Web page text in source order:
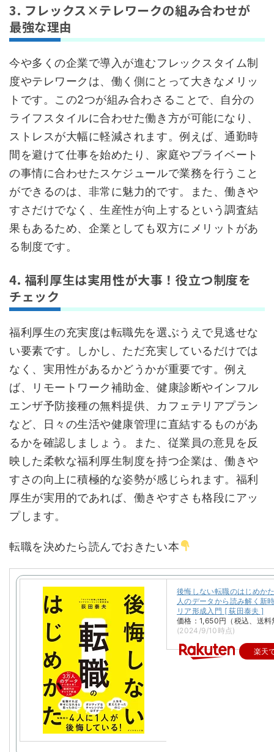
3. フレックス×テレワークの組み合わせが
最強な理由
今や多くの企業で導入が進むフレックスタイム制
度やテレワークは、働く側にとって大きなメリッ
トです。この2つが組み合わさることで、自分の
ライフスタイルに合わせた働き方が可能になり、
ストレスが大幅に軽減されます。例えば、通勤時
間を避けて仕事を始めたり、家庭やプライベート
の事情に合わせたスケジュールで業務を行うこと
ができるのは、非常に魅力的です。また、働きや
すさだけでなく、生産性が向上するという調査結
果もあるため、企業としても双方にメリットがあ
る制度です。
4. 福利厚生は実用性が大事！役立つ制度を
チェック
福利厚生の充実度は転職先を選ぶうえで見逃せな
い要素です。しかし、ただ充実しているだけでは
なく、実用性があるかどうかが重要です。例え
ば、リモートワーク補助金、健康診断やインフル
エンザ予防接種の無料提供、カフェテリアプラン
など、日々の生活や健康管理に直結するものがあ
るかを確認しましょう。また、従業員の意見を反
映した柔軟な福利厚生制度を持つ企業は、働きや
すさの向上に積極的な姿勢が感じられます。福利
厚生が実用的であれば、働きやすさも格段にアッ
プします。
転職を決めたら読んでおきたい本
後悔しない転職のはじめか
人のデータから読み解く新
リア形成入門 [ 荻田泰夫 ]
価格：1,650円（税込、送料
(2024/9/10時点)
楽天